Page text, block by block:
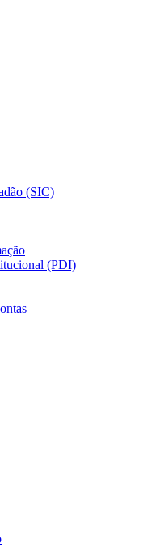
(SIC)
(PDI)